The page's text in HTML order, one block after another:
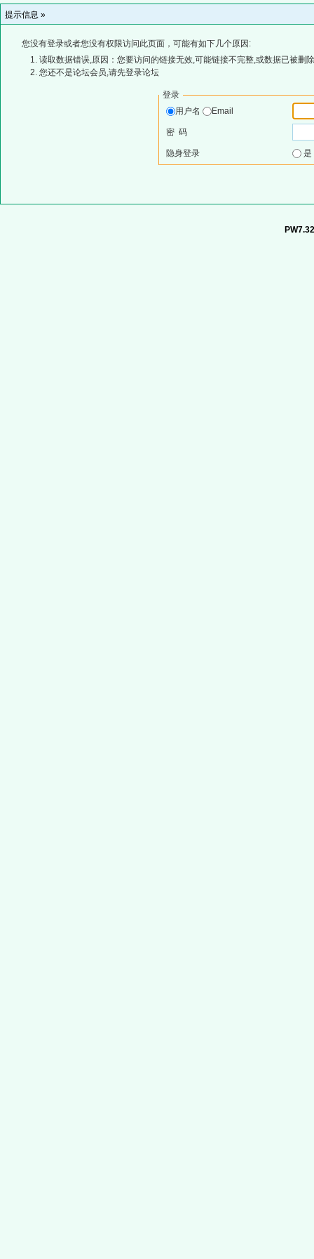
提示信息 »
您没有登录或者您没有权限访问此页面，可能有如下几个原因:
读取数据错误,原因：您要访问的链接无效,可能链接不完整,或数据已被删
您还不是论坛会员,请先登录论坛
登录
用户名
Email
密 码
隐身登录